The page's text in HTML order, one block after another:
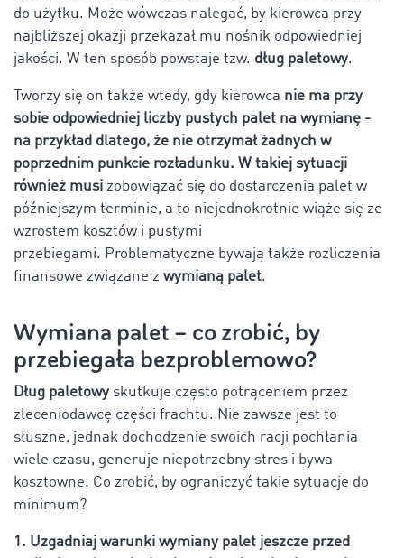
do użytku. Może wówczas nalegać, by kierowca przy
najbliższej okazji przekazał mu nośnik odpowiedniej
jakości. W ten sposób powstaje tzw. dług paletowy.
Tworzy się on także wtedy, gdy kierowca nie ma przy
sobie odpowiedniej liczby pustych palet na wymianę -
na przykład dlatego, że nie otrzymał żadnych w
poprzednim punkcie rozładunku. W takiej sytuacji
również musi zobowiązać się do dostarczenia palet w
późniejszym terminie, a to niejednokrotnie wiąże się ze
wzrostem kosztów i pustymi
przebiegami. Problematyczne bywają także rozliczenia
finansowe związane z wymianą palet.
Wymiana palet – co zrobić, by
przebiegała bezproblemowo?
Dług paletowy skutkuje często potrąceniem przez
zleceniodawcę części frachtu. Nie zawsze jest to
słuszne, jednak dochodzenie swoich racji pochłania
wiele czasu, generuje niepotrzebny stres i bywa
kosztowne. Co zrobić, by ograniczyć takie sytuacje do
minimum?
1. Uzgadniaj warunki wymiany palet jeszcze przed